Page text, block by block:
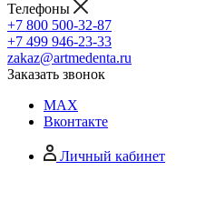
Телефоны
+7 800 500-32-87
+7 499 946-23-33
zakaz@artmedenta.ru
Заказать звонок
MAX
Вконтакте
Личный кабинет